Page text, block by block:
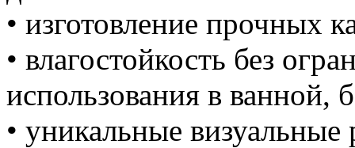
• изготовление прочных
• влагостойкость без
использования в ванной,
• уникальные